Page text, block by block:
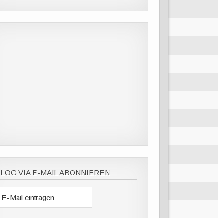
VIA E-MAIL ABONNIEREN